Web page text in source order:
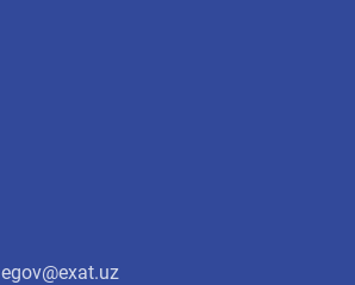
egov@exat.uz